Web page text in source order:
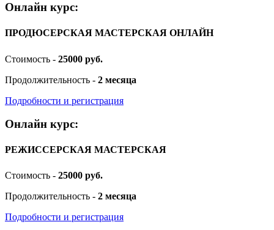
Онлайн курс:
ПРОДЮСЕРСКАЯ МАСТЕРСКАЯ ОНЛАЙН
Стоимость - 25000 руб.
Продолжительность - 2 месяца
Подробности и регистрация
Онлайн курс:
РЕЖИССЕРСКАЯ МАСТЕРСКАЯ
Стоимость - 25000 руб.
Продолжительность - 2 месяца
Подробности и регистрация